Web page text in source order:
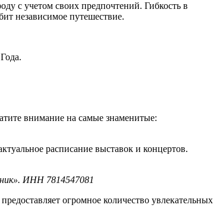
с учетом своих предпочтений. Гибкость в
независимое путешествие.
внимание на самые знаменитые:
расписание выставок и концертов.
ИНН 7814547081
огромное количество увлекательных